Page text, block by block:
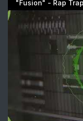
"Fusion" - Rap